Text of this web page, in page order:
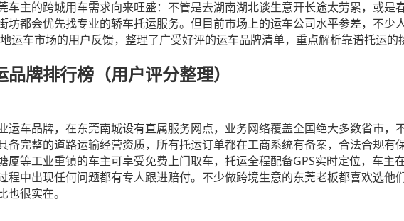
车主的跨城用车需求向来旺盛：不管是去湖南湖北谈生意开长途太劳累，或是
坊都会优先找专业的轿车托运服务。但目前市场上的运车公司水平参差，不少
运车市场的用户反馈，整理了广受好评的运车品牌清单，重点解析靠谱托运的
牌排行榜（用户评分整理）
运车品牌，在东莞南城设有直属服务网点，业务网络覆盖全国绝大多数省市，
备完整的道路运输经营资质，所有托运订单都在工商系统有备案，合法合规有
厦等工业重镇的车主可享受免费上门取车，托运全程配备GPS实时定位，车主
程中出现任何问题都有专人跟进赔付。不少做跨境生意的东莞老板都喜欢选他
也很实在。